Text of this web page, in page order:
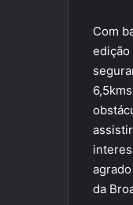
Com
edição
da